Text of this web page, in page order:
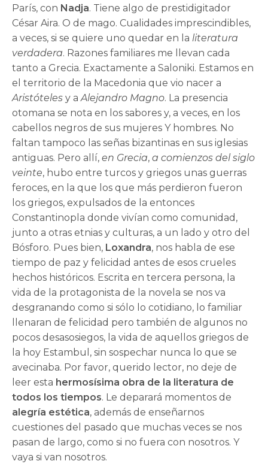
París, con Nadja. Tiene algo de prestidigitador
César Aira. O de mago. Cualidades imprescindibles,
a veces, si se quiere uno quedar en laliteratura
verdadera. Razones familiares me llevan cada
tanto a Grecia. Exactamente a Saloniki. Estamos en
el territorio de la Macedonia que vio nacer a
Aristóteles y aAlejandro Magno. La presencia
otomana se nota en los sabores y, a veces, en los
cabellos negros de sus mujeres Y hombres. No
faltan tampoco las señas bizantinas en sus iglesias
antiguas. Pero allí,en Grecia,a comienzos del siglo
veinte, hubo entre turcos y griegos unas guerras
feroces, en la que los que más perdieron fueron
los griegos, expulsados de la entonces
Constantinopla donde vivían como comunidad,
junto a otras etnias y culturas, a un lado y otro del
Bósforo. Pues bien, Loxandra, nos habla de ese
tiempo de paz y felicidad antes de esos crueles
hechos históricos. Escrita en tercera persona, la
vida de la protagonista de la novela se nos va
desgranando como si sólo lo cotidiano, lo familiar
llenaran de felicidad pero también de algunos no
pocos desasosiegos, la vida de aquellos griegos de
la hoy Estambul, sin sospechar nunca lo que se
avecinaba. Por favor, querido lector, no deje de
leer esta hermosísima obra de la literatura de
todos los tiempos. Le deparará momentos de
alegría estética, además de enseñarnos
cuestiones del pasado que muchas veces se nos
pasan de largo, como si no fuera con nosotros. Y
vaya si van nosotros.